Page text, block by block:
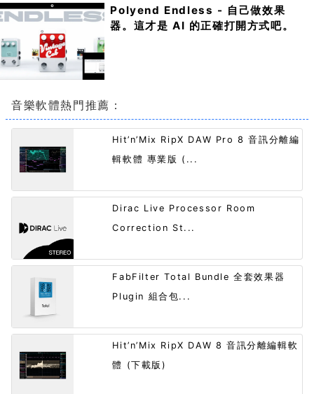
Polyend Endless - 自己做效果
器。這才是 AI 的正確打開方式吧。
音樂軟體熱門推薦：
Hit’n’Mix RipX DAW Pro 8 音訊分離編
輯軟體 專業版 (...
Dirac Live Processor Room
Correction St...
FabFilter Total Bundle 全套效果器
Plugin 組合包...
Hit’n’Mix RipX DAW 8 音訊分離編輯軟
體 (下載版)